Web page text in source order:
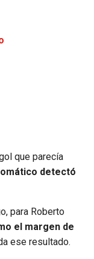
que parecía
detectó
para Roberto
el margen de
ese resultado.